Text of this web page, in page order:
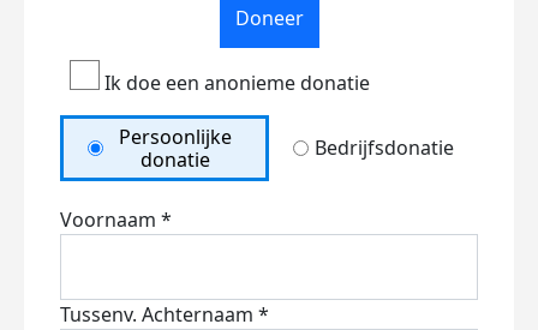
Doneer
Ik doe een anonieme donatie
Persoonlijke
donatie
Bedrijfsdonatie
Voornaam *
Tussenv. Achternaam *